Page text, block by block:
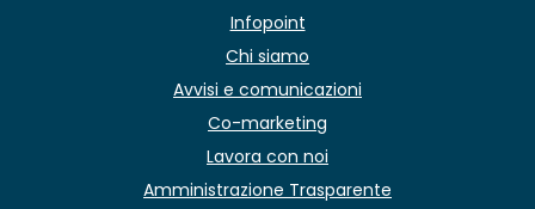
Infopoint
Chi siamo
Avvisi e comunicazioni
Co-marketing
Lavora con noi
Amministrazione Trasparente